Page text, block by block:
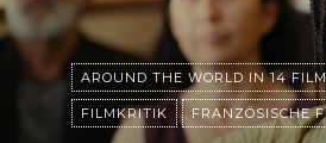
AROUND THE WORLD IN 14
FILMKRITIK FRANZÖSISCHE